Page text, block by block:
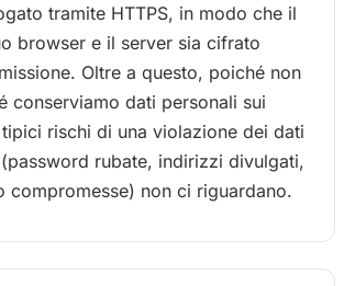
tramite HTTPS, in modo che il
browser e il server sia cifrato
Oltre a questo, poiché non
conserviamo dati personali sui
rischi di una violazione dei dati
rubate, indirizzi divulgati,
compromesse) non ci riguardano.